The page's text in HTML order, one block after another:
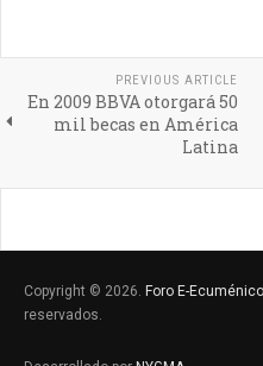
PREVIOUS ARTICLE
En 2009 BBVA otorgará 50
mil becas en América
Latina
Copyright © 2026. Foro E-
reservados.